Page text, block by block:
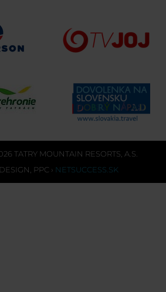
TATRY MOUNTAIN RESORTS, A.S.
PPC › NETSUCCESS.SK